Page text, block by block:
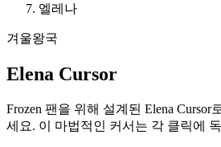
엘레나
겨울왕국
Elena Cursor
Frozen 팬을 위해 설계된 Elena Cursor
세요. 이 마법적인 커서는 각 클릭에